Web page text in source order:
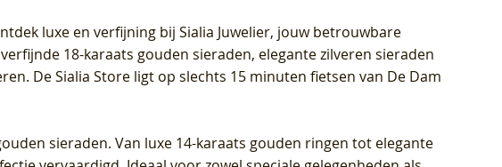
Ring LG1028Y -
met Lab grown
Blush Lab Diamonds Collier LG3014Y
- Geelgoud (14k) met Lab grown
Diamant
Oorknoppen
(14k) met Lab
Blush Lab Diamonds Ring LG1029Y -
Geelgoud (14k) met Lab grown
Diamant
Oorknoppen
(14k) met Lab
Blush Lab Diamonds Oorknoppen
LG7033Y – Geelgoud (14k) met Lab
grown Diamant
luxe en verfijning bij Sialia Juwelier, jouw betrouwbare
18-karaats gouden sieraden, elegante zilveren sieraden
De Sialia Store ligt op slechts 15 minuten fietsen van De Dam
sieraden. Van luxe 14-karaats gouden ringen tot elegante